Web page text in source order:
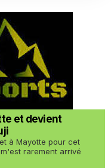
et devient
à Mayotte pour cet
rarement arrivé